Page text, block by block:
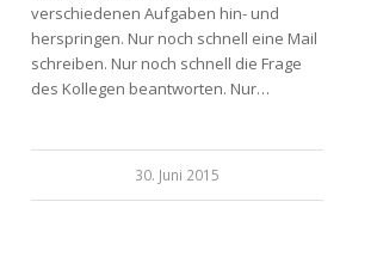
verschiedenen Aufgaben hin- und
herspringen. Nur noch schnell eine Mail
schreiben. Nur noch schnell die Frage
des Kollegen beantworten. Nur…
30. Juni 2015